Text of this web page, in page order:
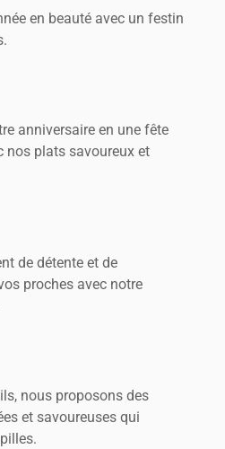
en beauté avec un festin
anniversaire en une fête
nos plats savoureux et
de détente et de
proches avec notre
nous proposons des
et savoureuses qui